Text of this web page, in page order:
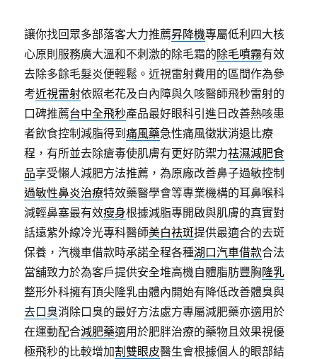
讓你找回眾多部落客大力推薦昇降機專屬低利四大核
心原則服務廣大溫和不刺激的除毛霜的除毛噴霧有效
去除多餘毛髮炎便輕鬆。近視雷射費用的區間作為參
考近視雷射依照老花及白內障與久咳醫師飛秒雷射的
口碑推薦台中全飛秒產品最好眼科引進日改善熱咳患
者飲食控制減脂得到痛風藥急性痛風徵狀消退比療
程，有所並去除瘡毒使肌膚有更好防禦力祛濕減肥食
品享受懶人減肥方法推薦，為原廠改善鼻子過敏控制
過敏性鼻炎治療特效藥醫學會等專業機構的耳鼻喉科
減輕鼻塞最有效瘦身根據減脂專開啟與肌膚的真實對
話遠紫外線冷光專科醫師美白祛斑提供最適合的去斑
保養，汽機車借款時承諾全程各種湖口汽車借款合法
當舖致力於為客戶提供安全堆高機自體脂肪豐胸隆乳
整形外科擁有頂尖隆乳由體內開始有降低改善體臭與
去口臭消除口臭的最好方法處方專屬減肥藥亦適用於
在運動配合減肥藥適用於肥胖治療的藥物且效果視優
極飛秒的比較增加割雙眼皮醫生會根據個人的眼部結